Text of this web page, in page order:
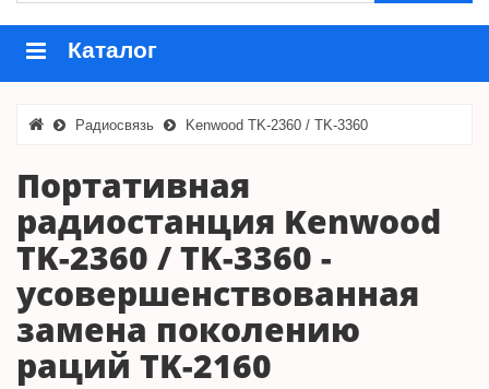
Каталог
Радиосвязь Kenwood TK-2360 / TK-3360
Портативная
радиостанция Kenwood
TK-2360 / TK-3360 -
усовершенствованная
замена поколению
раций TK-2160